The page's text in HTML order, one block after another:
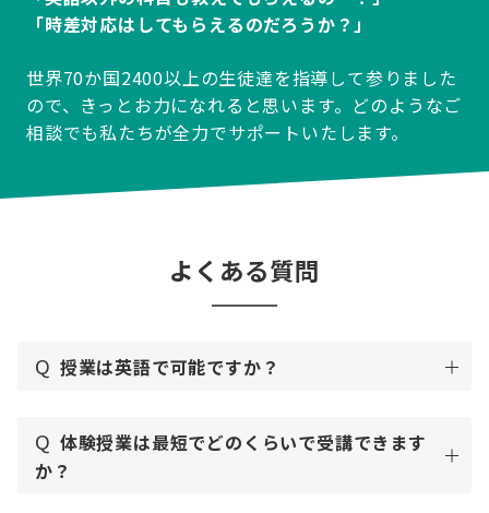
「時差対応はしてもらえるのだろうか？」
世界70か国2400以上の生徒達を指導して参りました
ので、きっとお力になれると思います。どのようなご
相談でも私たちが全力でサポートいたします。
よくある質問
Q 授業は英語で可能ですか？
Q 体験授業は最短でどのくらいで受講できます
か？